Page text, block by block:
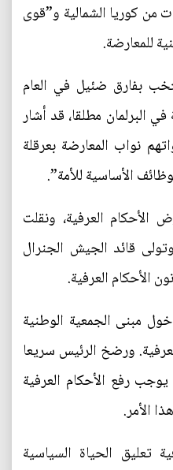
من كوريا الشمالية و”قوى
للمعارضة.
بفارق ضئيل في العام
في البرلمان مطلقا، قد أشار
نواب المعارضة بعرقلة
الأساسية للأمة”.
الأحكام العرفية، ونقلت
قائد الجيش الجنرال
الأحكام العرفية.
من دخول مبنى الجمعية الوطنية
ورضخ الرئيس سريعا
رفع الأحكام العرفية
الأمر.
تعليق الحياة السياسية